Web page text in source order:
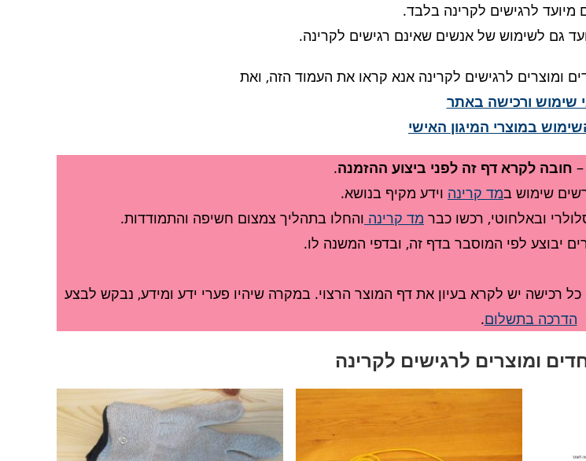
מיועד לרגישים לקרינה בלבד.
גם לשימוש של אנשים שאינם רגישים לקרינה.
ומוצרים לרגישים לקרינה אנא קראו את העמוד הזה, ואת
שימוש ורכישה באתר
במוצרי המיגון האישי
חובה לקרא דף זה לפני ביצוע ההזמנה.
שימוש במד קרינה וידע מקיף בנושא.
ובאלחוטי, רכשו כבר מד קרינה והחלו בתהליך צמצום חשיפה והתמודדות.
יבוצע לפי המוסבר בדף זה, ובדפי המשנה לו.
רכישה יש לקרא בעיון את דף המוצר הרצוי. במקרה שיהיו פערי ידע ומידע, נבקש לבצע
הדרכה בתשלום.
ומוצרים לרגישים לקרינה